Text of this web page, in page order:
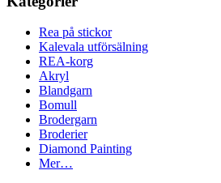
Rea på stickor
Kalevala utförsälning
REA-korg
Akryl
Blandgarn
Bomull
Brodergarn
Broderier
Diamond Painting
Mer…